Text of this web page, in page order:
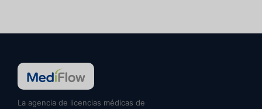
La agencia de licencias médicas de